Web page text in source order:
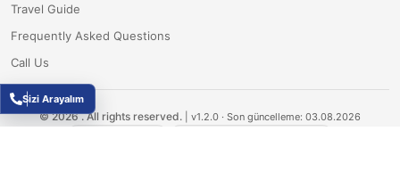
Travel Guide
Frequently Asked Questions
Call Us
©2026 .All rights reserved. v1.2.0 · Son güncelleme: 03.08.2026
Sizi Arayalım